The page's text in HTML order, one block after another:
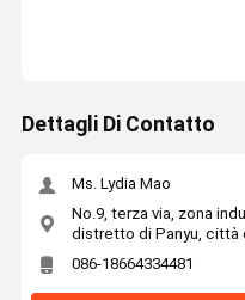
Dettagli Di Contatto
Ms. Lydia Mao
No.9, terza via, zona
distretto di Panyu, città
086-18664334481